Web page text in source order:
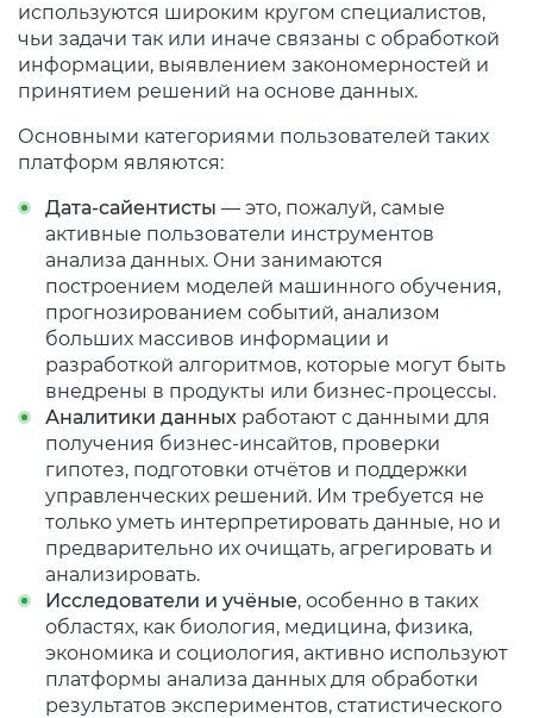
используются широким кругом специалистов,
чьи задачи так или иначе связаны с обработкой
информации, выявлением закономерностей и
принятием решений на основе данных.
Основными категориями пользователей таких
платформ являются:
Дата-сайентисты — это, пожалуй, самые
активные пользователи инструментов
анализа данных. Они занимаются
построением моделей машинного обучения,
прогнозированием событий, анализом
больших массивов информации и
разработкой алгоритмов, которые могут быть
внедрены в продукты или бизнес-процессы.
Аналитики данных работают с данными для
получения бизнес-инсайтов, проверки
гипотез, подготовки отчётов и поддержки
управленческих решений. Им требуется не
только уметь интерпретировать данные, но и
предварительно их очищать, агрегировать и
анализировать.
Исследователи и учёные, особенно в таких
областях, как биология, медицина, физика,
экономика и социология, активно используют
платформы анализа данных для обработки
результатов экспериментов, статистического